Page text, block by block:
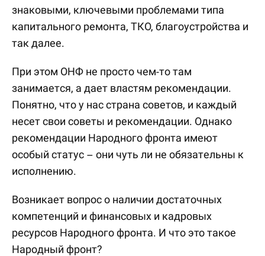
знаковыми, ключевыми проблемами типа
капитального ремонта, ТКО, благоустройства и
так далее.
При этом ОНФ не просто чем-то там
занимается, а дает властям рекомендации.
Понятно, что у нас страна советов, и каждый
несет свои советы и рекомендации. Однако
рекомендации Народного фронта имеют
особый статус – они чуть ли не обязательны к
исполнению.
Возникает вопрос о наличии достаточных
компетенций и финансовых и кадровых
ресурсов Народного фронта. И что это такое
Народный фронт?